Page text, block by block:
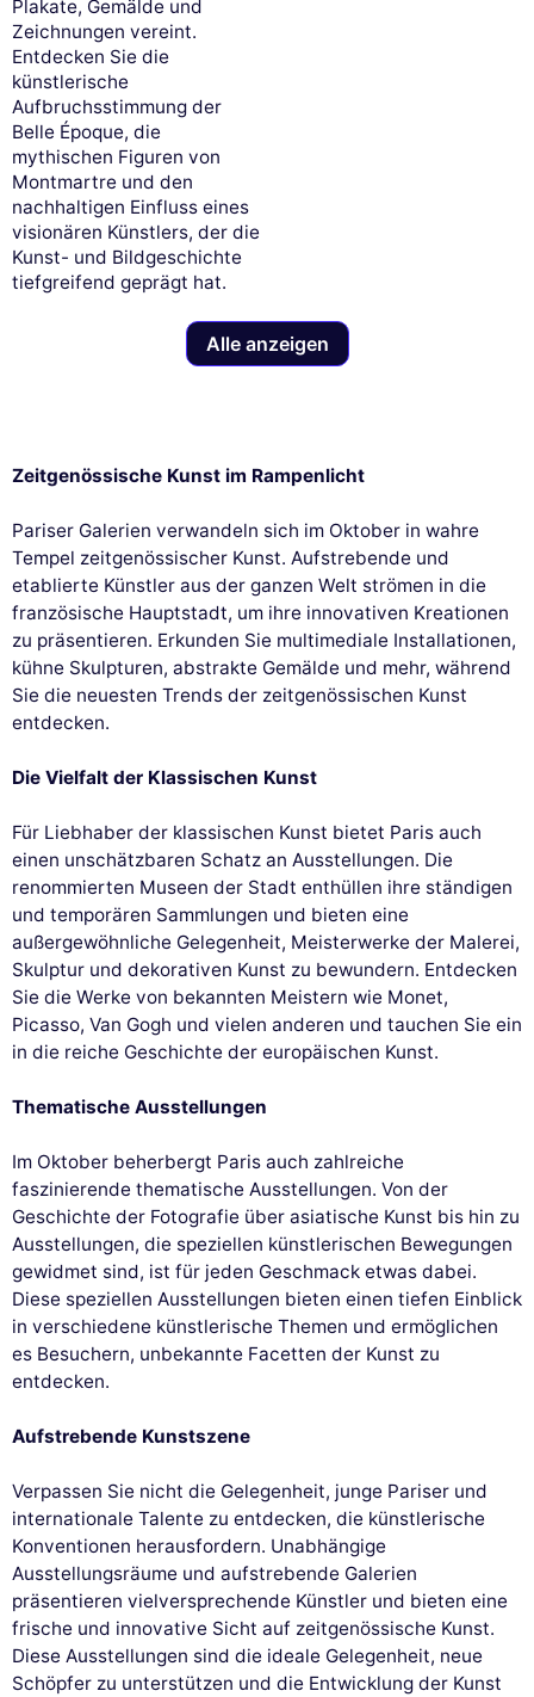
Plakate, Gemälde und
Zeichnungen vereint.
Entdecken Sie die
künstlerische
Aufbruchsstimmung der
Belle Époque, die
mythischen Figuren von
Montmartre und den
nachhaltigen Einfluss eines
visionären Künstlers, der die
Kunst- und Bildgeschichte
tiefgreifend geprägt hat.
Alle anzeigen
Zeitgenössische Kunst im Rampenlicht
Pariser Galerien verwandeln sich im Oktober in wahre
Tempel zeitgenössischer Kunst. Aufstrebende und
etablierte Künstler aus der ganzen Welt strömen in die
französische Hauptstadt, um ihre innovativen Kreationen
zu präsentieren. Erkunden Sie multimediale Installationen,
kühne Skulpturen, abstrakte Gemälde und mehr, während
Sie die neuesten Trends der zeitgenössischen Kunst
entdecken.
Die Vielfalt der Klassischen Kunst
Für Liebhaber der klassischen Kunst bietet Paris auch
einen unschätzbaren Schatz an Ausstellungen. Die
renommierten Museen der Stadt enthüllen ihre ständigen
und temporären Sammlungen und bieten eine
außergewöhnliche Gelegenheit, Meisterwerke der Malerei,
Skulptur und dekorativen Kunst zu bewundern. Entdecken
Sie die Werke von bekannten Meistern wie Monet,
Picasso, Van Gogh und vielen anderen und tauchen Sie ein
in die reiche Geschichte der europäischen Kunst.
Thematische Ausstellungen
Im Oktober beherbergt Paris auch zahlreiche
faszinierende thematische Ausstellungen. Von der
Geschichte der Fotografie über asiatische Kunst bis hin zu
Ausstellungen, die speziellen künstlerischen Bewegungen
gewidmet sind, ist für jeden Geschmack etwas dabei.
Diese speziellen Ausstellungen bieten einen tiefen Einblick
in verschiedene künstlerische Themen und ermöglichen
es Besuchern, unbekannte Facetten der Kunst zu
entdecken.
Aufstrebende Kunstszene
Verpassen Sie nicht die Gelegenheit, junge Pariser und
internationale Talente zu entdecken, die künstlerische
Konventionen herausfordern. Unabhängige
Ausstellungsräume und aufstrebende Galerien
präsentieren vielversprechende Künstler und bieten eine
frische und innovative Sicht auf zeitgenössische Kunst.
Diese Ausstellungen sind die ideale Gelegenheit, neue
Schöpfer zu unterstützen und die Entwicklung der Kunst